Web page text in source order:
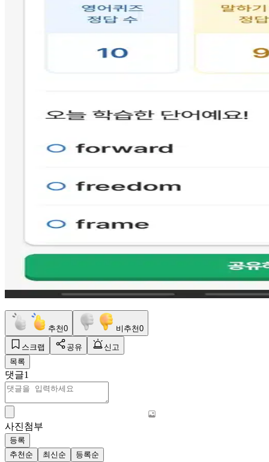
추천0 비추천0
스크랩 공유
신고
목록
댓글1
사진첨부
등록
추천순
최신순 등록순